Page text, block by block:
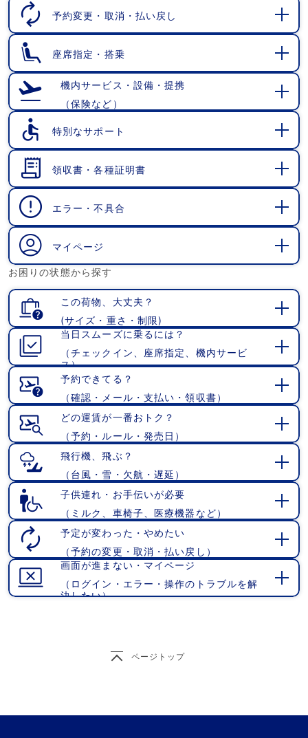
予約変更・取消・払い戻し
座席指定・搭乗
機内サービス・設備・提携
（保険など）
特別なサポート
領収書・各種証明書
エラー・不具合
マイページ
お困りの状態から探す
この荷物、大丈夫？
(サイズ・重さ・制限)
当日スムーズに乗るには？
（チェックイン、座席指定、機内サービ
ス）
予約できてる？
（確認・メール・支払い・領収書）
どの運賃が一番おトク？
（予約・ルール・発売日）
飛行機、飛ぶ？
（台風・雪・欠航・遅延）
子供連れ・お手伝いが必要
（ミルク、車椅子、医療機器など）
予定が変わった・やめたい
（予約の変更・取消・払い戻し）
画面が進まない・マイページ
（ログイン・エラー・操作のトラブルを解
決したい）
ページトップ